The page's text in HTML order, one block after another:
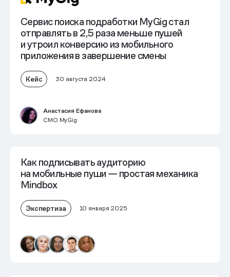
Сервис поиска подработки MyGig стал
отправлять в 2,5 раза меньше пушей
иутроил конверсию из мобильного
приложенияв завершение смены
Кейс 30 августа 2024
Анастасия Ефанова
CMO MyGig
Как подписывать аудиторию
на мобильные пуши — простая механика
Mindbox
Экспертиза 10 января 2025